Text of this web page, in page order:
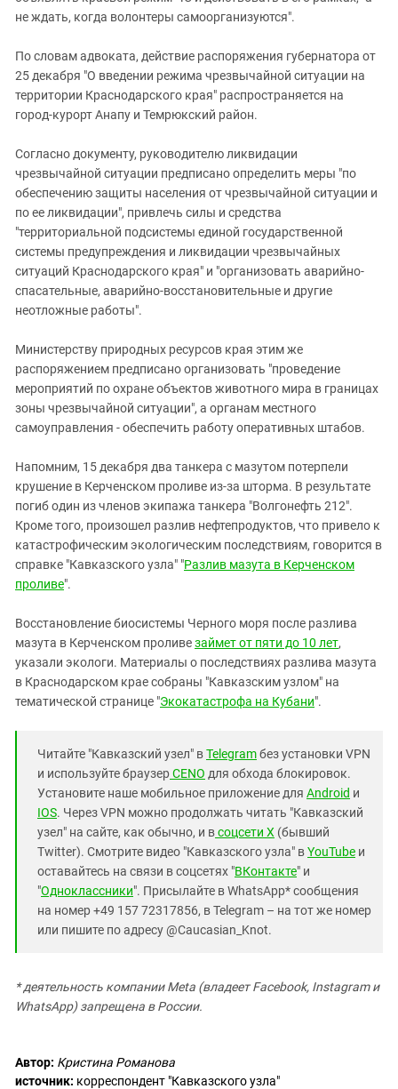
не ждать, когда волонтеры самоорганизуются".
По словам адвоката, действие распоряжения губернатора от
25 декабря "О введении режима чрезвычайной ситуации на
территории Краснодарского края" распространяется на
город-курорт Анапу и Темрюкский район.
Согласно документу, руководителю ликвидации
чрезвычайной ситуации предписано определить меры "по
обеспечению защиты населения от чрезвычайной ситуации и
по ее ликвидации", привлечь силы и средства
"территориальной подсистемы единой государственной
системы предупреждения и ликвидации чрезвычайных
ситуаций Краснодарского края" и "организовать аварийно-
спасательные, аварийно-восстановительные и другие
неотложные работы".
Министерству природных ресурсов края этим же
распоряжением предписано организовать "проведение
мероприятий по охране объектов животного мира в границах
зоны чрезвычайной ситуации", а органам местного
самоуправления - обеспечить работу оперативных штабов.
Напомним, 15 декабря два танкера с мазутом потерпели
крушение в Керченском проливе из-за шторма. В результате
погиб один из членов экипажа танкера "Волгонефть 212".
Кроме того, произошел разлив нефтепродуктов, что привело к
катастрофическим экологическим последствиям, говорится в
справке "Кавказского узла" "Разлив мазута в Керченском
проливе".
Восстановление биосистемы Черного моря после разлива
мазута в Керченском проливезаймет от пяти до 10 лет,
указали экологи. Материалы о последствиях разлива мазута
в Краснодарском крае собраны "Кавказским узлом" на
тематической странице "Экокатастрофа на Кубани".
Читайте "Кавказский узел" вTelegramбез установки VPN
и используйте браузерCENO для обхода блокировок.
Установите наше мобильное приложение для Android и
IOS. Через VPN можно продолжать читать "Кавказский
узел" на сайте, как обычно, и всоцсети X (бывший
Twitter). Смотрите видео "Кавказского узла" вYouTube и
оставайтесь на связи в соцсетях "ВКонтакте" и
"Одноклассники". Присылайте в WhatsApp* сообщения
на номер +49 157 72317856, в Telegram – на тот же номер
или пишите по адресу @Caucasian_Knot.
* деятельность компании Meta (владеет Facebook, Instagram и
WhatsApp) запрещена в России.
Автор: Кристина Романова
источник: корреспондент "Кавказского узла"